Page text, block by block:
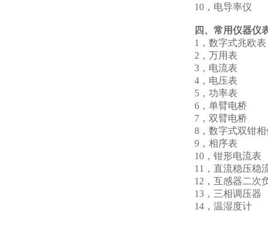
10，电导
四、常用仪器仪
1，数字式
2，万用
3，电
4，电
5，功
6，单臂
7，双臂
8，数字式双
9，相序表
10，钳形
11，直流稳
12，互感器二
13，三相
14，温